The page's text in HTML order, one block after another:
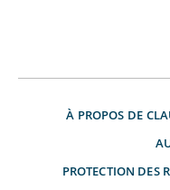
À PROPOS DE
PROTECTION DES